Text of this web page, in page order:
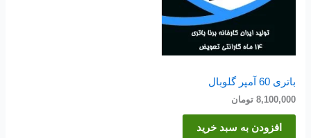
باتری 60 آمپر گلوبال
8,100,000 تومان
افزودن به سبد خرید